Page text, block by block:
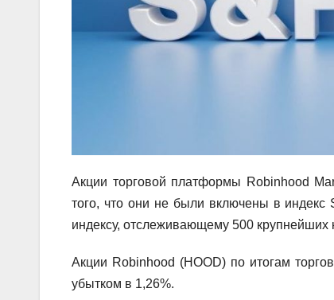
Акции торговой платформы Robinhood
того, что они не были включены в индекс
индексу, отслеживающему 500
Акции Robinhood (HOOD) по итогам
убытком в 1,26%.